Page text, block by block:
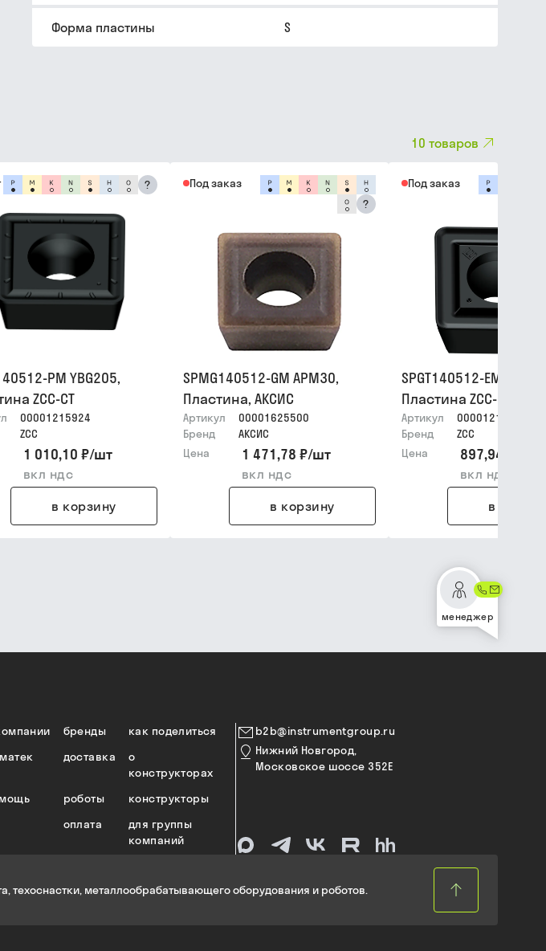
Форма пластины S
10 товаров
?
PM YBG205,
ZCC-CT
00001215924
ZCC
1 010,10 ₽/шт
вкл ндс
в корзину
Под заказ
?
SPMG140512-GM APM30,
Пластина, АКСИС
Артикул
00001625500
Бренд
АКСИС
Цена
1 471,78 ₽/шт
вкл ндс
в корзину
Под заказ
SPGT140512-EM
Пластина ZCC-CT
Артикул
00001215922
Бренд
ZCC
Цена
897,94 ₽
вкл ндс
в
менеджер
как поделиться
бренды
о
конструкторах
доставка
конструкторы
роботы
для группы
компаний
оплата
b2b@instrumentgroup.ru
Нижний Новгород,
Московское шоссе 352Е
техоснастки, металлообрабатывающего оборудования и роботов.